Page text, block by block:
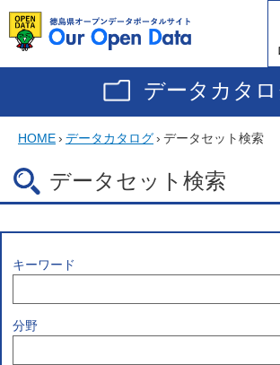
データカタ
HOME› データカタログ› データセット検索
データセット検索
キーワード
分野